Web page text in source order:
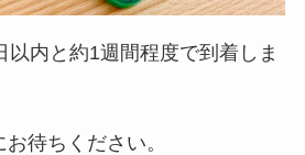
以内と約1週間程度で到着しま
待ちください。